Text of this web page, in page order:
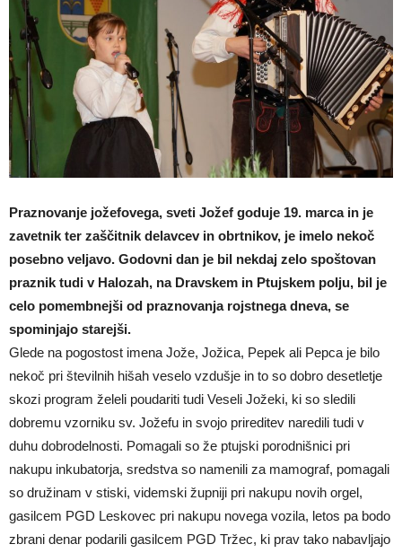
Praznovanje jožefovega, sveti Jožef goduje 19. marca in je
zavetnik ter zaščitnik delavcev in obrtnikov, je imelo nekoč
posebno veljavo. Godovni dan je bil nekdaj zelo spoštovan
praznik tudi v Halozah, na Dravskem in Ptujskem polju, bil je
celo pomembnejši od praznovanja rojstnega dneva, se
spominjajo starejši.
Glede na pogostost imena Jože, Jožica, Pepek ali Pepca je bilo
nekoč pri številnih hišah veselo vzdušje in to so dobro desetletje
skozi program želeli poudariti tudi Veseli Jožeki, ki so sledili
dobremu vzorniku sv. Jožefu in svojo prireditev naredili tudi v
duhu dobrodelnosti. Pomagali so že ptujski porodnišnici pri
nakupu inkubatorja, sredstva so namenili za mamograf, pomagali
so družinam v stiski, videmski župniji pri nakupu novih orgel,
gasilcem PGD Leskovec pri nakupu novega vozila, letos pa bodo
zbrani denar podarili gasilcem PGD Tržec, ki prav tako nabavljajo